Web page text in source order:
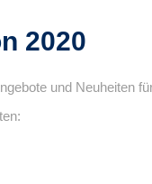
2020
und Neuheiten